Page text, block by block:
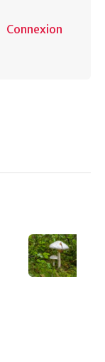
Connexion